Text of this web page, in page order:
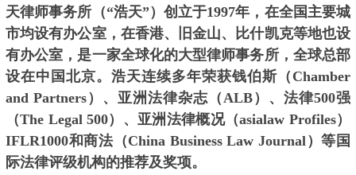
天律师事务所（“浩天”）创立于1997年，在全国主要城
市均设有办公室，在香港、旧金山、比什凯克等地也设
有办公室，是一家全球化的大型律师事务所，全球总部
设在中国北京。浩天连续多年荣获钱伯斯（Chamber
and Partners）、亚洲法律杂志（ALB）、法律500强
（The Legal 500）、亚洲法律概况（asialaw Profiles）
IFLR1000和商法（China Business Law Journal）等国
际法律评级机构的推荐及奖项。